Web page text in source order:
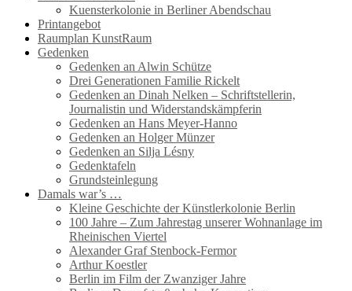
Kuensterkolonie in Berliner Abendschau
Printangebot
Raumplan KunstRaum
Gedenken
Gedenken an Alwin Schütze
Drei Generationen Familie Rickelt
Gedenken an Dinah Nelken – Schriftstellerin,
Journalistin und Widerstandskämpferin
Gedenken an Hans Meyer-Hanno
Gedenken an Holger Münzer
Gedenken an Silja Lésny
Gedenktafeln
Grundsteinlegung
Damals war’s …
Kleine Geschichte der Künstlerkolonie Berlin
100 Jahre – Zum Jahrestag unserer Wohnanlage im
Rheinischen Viertel
Alexander Graf Stenbock-Fermor
Arthur Koestler
Berlin im Film der Zwanziger Jahre